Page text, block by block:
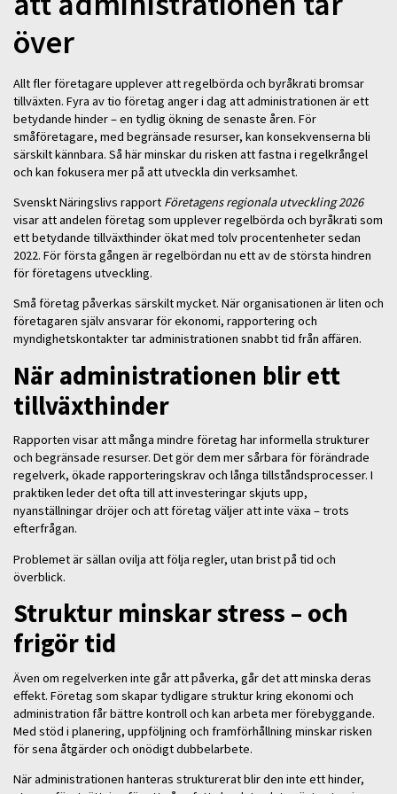
över
Allt fler företagare upplever att regelbörda och byråkrati bromsar
tillväxten. Fyra av tio företag anger i dag att administrationen är ett
betydande hinder – en tydlig ökning de senaste åren. För
småföretagare, med begränsade resurser, kan konsekvenserna bli
särskilt kännbara. Så här minskar du risken att fastna i regelkrångel
och kan fokusera mer på att utveckla din verksamhet.
Svenskt Näringslivs rapport Företagens regionala utveckling 2026
visar att andelen företag som upplever regelbörda och byråkrati som
ett betydande tillväxthinder ökat med tolv procentenheter sedan
2022. För första gången är regelbördan nu ett av de största hindren
för företagens utveckling.
Små företag påverkas särskilt mycket. När organisationen är liten och
företagaren själv ansvarar för ekonomi, rapportering och
myndighetskontakter tar administrationen snabbt tid från affären.
När administrationen blir ett
tillväxthinder
Rapporten visar att många mindre företag har informella strukturer
och begränsade resurser. Det gör dem mer sårbara för förändrade
regelverk, ökade rapporteringskrav och långa tillståndsprocesser. I
praktiken leder det ofta till att investeringar skjuts upp,
nyanställningar dröjer och att företag väljer att inte växa – trots
efterfrågan.
Problemet är sällan ovilja att följa regler, utan brist på tid och
överblick.
Struktur minskar stress – och
frigör tid
Även om regelverken inte går att påverka, går det att minska deras
effekt. Företag som skapar tydligare struktur kring ekonomi och
administration får bättre kontroll och kan arbeta mer förebyggande.
Med stöd i planering, uppföljning och framförhållning minskar risken
för sena åtgärder och onödigt dubbelarbete.
När administrationen hanteras strukturerat blir den inte ett hinder,